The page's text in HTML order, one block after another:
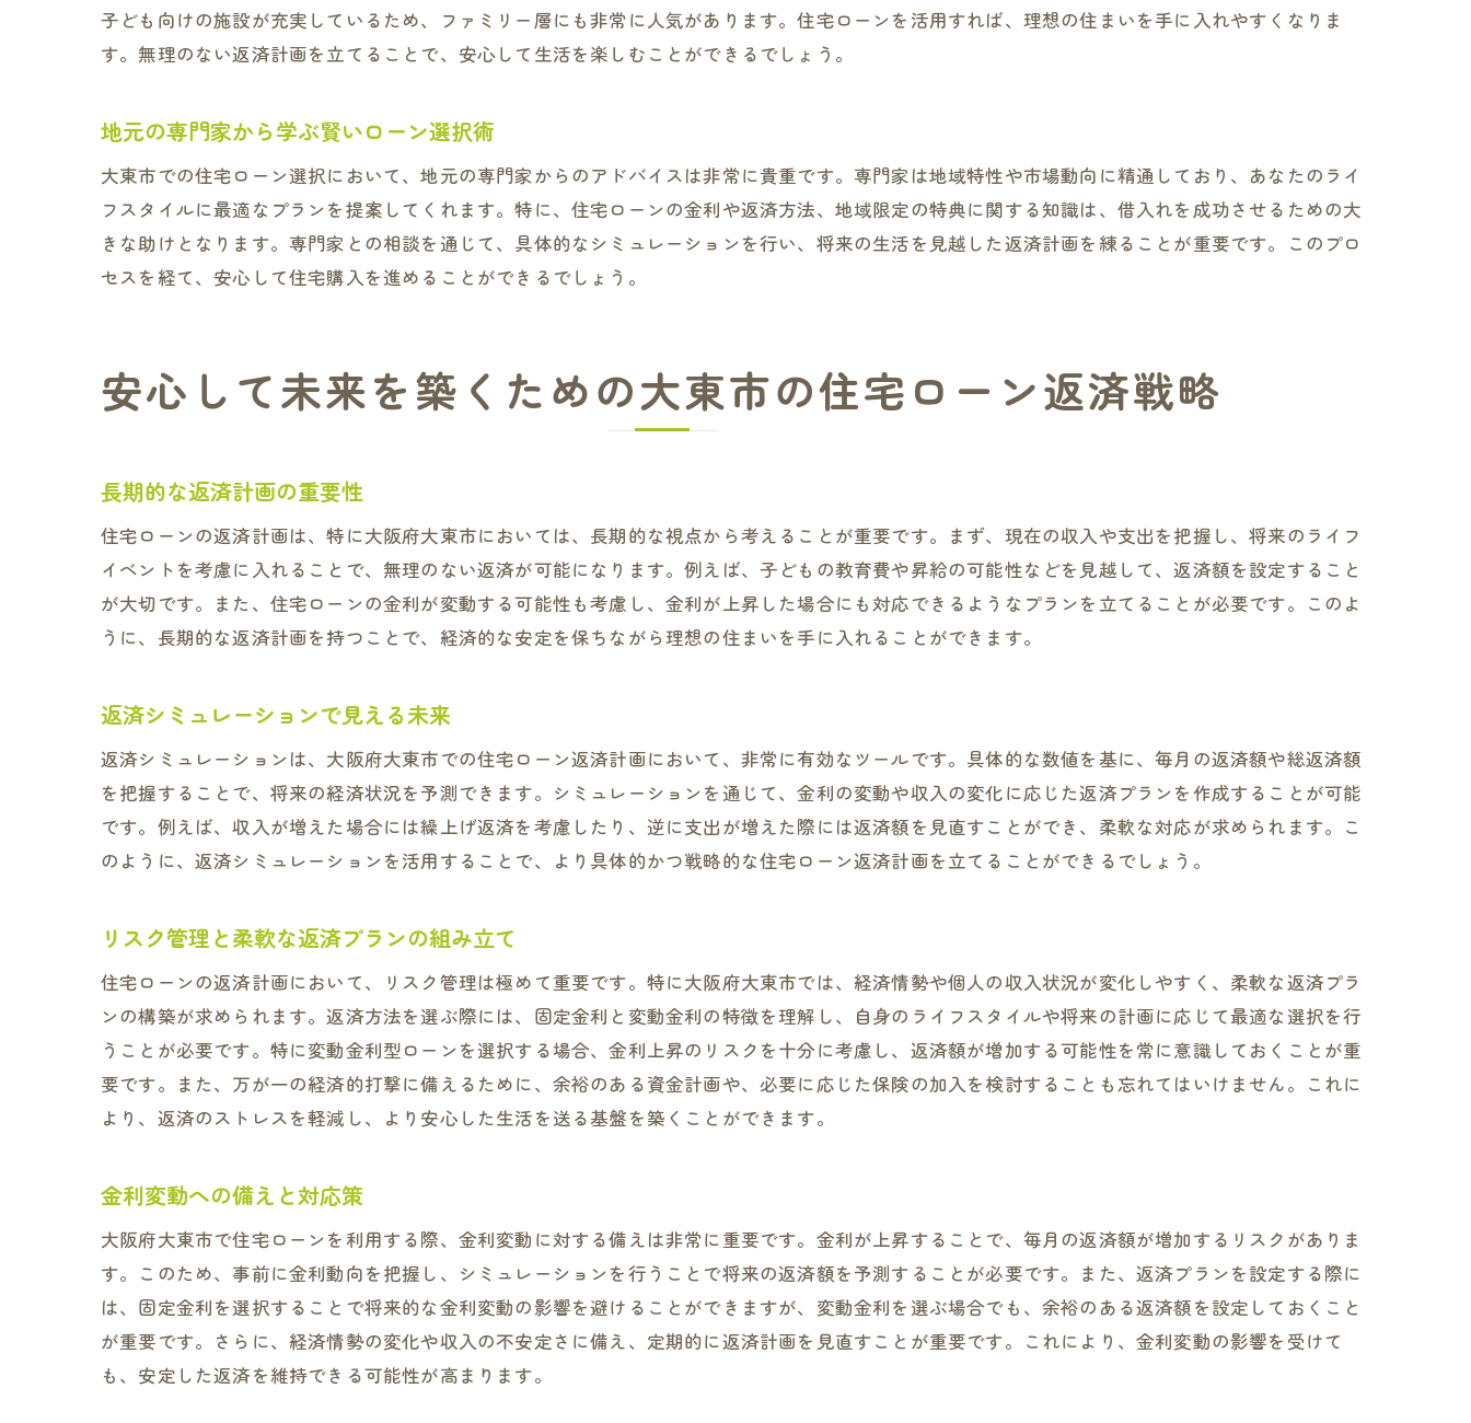
地元の信用金庫を利用するメリット
予算内で夢を叶えるための資金計画
将来の家族計画と住宅ローンの関係
地域コミュニティとの関わり方とその価値
計画的な貯蓄と資産形成の重要性
リスクを最小限に抑えるための保険選び
家計簿を活用した財務状況の見える化
大東市での安心した老後のための財務プラン
子ども向けの施設が充実しているため、ファミリー層にも非常に人気があります。住宅ローンを活用すれば、理想の住まいを手に入れやすくなりま
す。無理のない返済計画を立てることで、安心して生活を楽しむことができるでしょう。
地元の専門家から学ぶ賢いローン選択術
大東市での住宅ローン選択において、地元の専門家からのアドバイスは非常に貴重です。専門家は地域特性や市場動向に精通しており、あなたのライ
フスタイルに最適なプランを提案してくれます。特に、住宅ローンの金利や返済方法、地域限定の特典に関する知識は、借入れを成功させるための大
きな助けとなります。専門家との相談を通じて、具体的なシミュレーションを行い、将来の生活を見越した返済計画を練ることが重要です。このプロ
セスを経て、安心して住宅購入を進めることができるでしょう。
安心して未来を築くための大東市の住宅ローン返済戦略
長期的な返済計画の重要性
住宅ローンの返済計画は、特に大阪府大東市においては、長期的な視点から考えることが重要です。まず、現在の収入や支出を把握し、将来のライフ
イベントを考慮に入れることで、無理のない返済が可能になります。例えば、子どもの教育費や昇給の可能性などを見越して、返済額を設定すること
が大切です。また、住宅ローンの金利が変動する可能性も考慮し、金利が上昇した場合にも対応できるようなプランを立てることが必要です。このよ
うに、長期的な返済計画を持つことで、経済的な安定を保ちながら理想の住まいを手に入れることができます。
返済シミュレーションで見える未来
返済シミュレーションは、大阪府大東市での住宅ローン返済計画において、非常に有効なツールです。具体的な数値を基に、毎月の返済額や総返済額
を把握することで、将来の経済状況を予測できます。シミュレーションを通じて、金利の変動や収入の変化に応じた返済プランを作成することが可能
です。例えば、収入が増えた場合には繰上げ返済を考慮したり、逆に支出が増えた際には返済額を見直すことができ、柔軟な対応が求められます。こ
のように、返済シミュレーションを活用することで、より具体的かつ戦略的な住宅ローン返済計画を立てることができるでしょう。
リスク管理と柔軟な返済プランの組み立て
住宅ローンの返済計画において、リスク管理は極めて重要です。特に大阪府大東市では、経済情勢や個人の収入状況が変化しやすく、柔軟な返済プラ
ンの構築が求められます。返済方法を選ぶ際には、固定金利と変動金利の特徴を理解し、自身のライフスタイルや将来の計画に応じて最適な選択を行
うことが必要です。特に変動金利型ローンを選択する場合、金利上昇のリスクを十分に考慮し、返済額が増加する可能性を常に意識しておくことが重
要です。また、万が一の経済的打撃に備えるために、余裕のある資金計画や、必要に応じた保険の加入を検討することも忘れてはいけません。これに
より、返済のストレスを軽減し、より安心した生活を送る基盤を築くことができます。
金利変動への備えと対応策
大阪府大東市で住宅ローンを利用する際、金利変動に対する備えは非常に重要です。金利が上昇することで、毎月の返済額が増加するリスクがありま
す。このため、事前に金利動向を把握し、シミュレーションを行うことで将来の返済額を予測することが必要です。また、返済プランを設定する際に
は、固定金利を選択することで将来的な金利変動の影響を避けることができますが、変動金利を選ぶ場合でも、余裕のある返済額を設定しておくこと
が重要です。さらに、経済情勢の変化や収入の不安定さに備え、定期的に返済計画を見直すことが重要です。これにより、金利変動の影響を受けて
も、安定した返済を維持できる可能性が高まります。